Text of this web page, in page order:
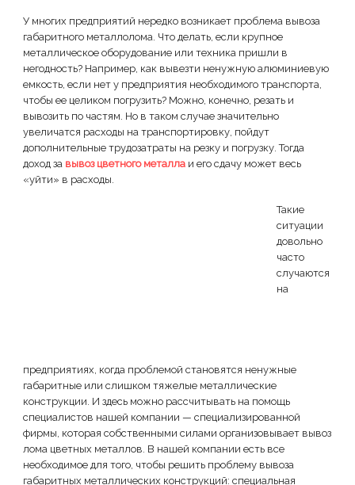
У многих предприятий нередко возникает проблема вывоза
габаритного металлолома. Что делать, если крупное
металлическое оборудование или техника пришли в
негодность? Например, как вывезти ненужную алюминиевую
емкость, если нет у предприятия необходимого транспорта,
чтобы ее целиком погрузить? Можно, конечно, резать и
вывозить по частям. Но в таком случае значительно
увеличатся расходы на транспортировку, пойдут
дополнительные трудозатраты на резку и погрузку. Тогда
доход за вывоз цветного металлаи его сдачу может весь
«уйти» в расходы.
Такие
ситуации
довольно
часто
случаются
на
предприятиях, когда проблемой становятся ненужные
габаритные или слишком тяжелые металлические
конструкции. И здесь можно рассчитывать на помощь
специалистов нашей компании — специализированной
фирмы, которая собственными силами организовывает вывоз
лома цветных металлов. В нашей компании есть все
необходимое для того, чтобы решить проблему вывоза
габаритных металлических конструкций: специальная